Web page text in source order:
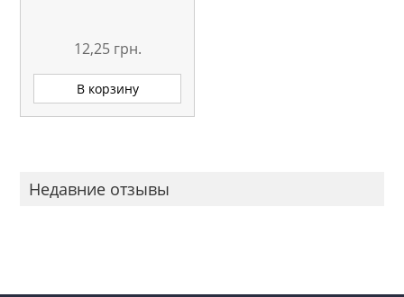
12,25 грн.
В корзину
Недавние отзывы